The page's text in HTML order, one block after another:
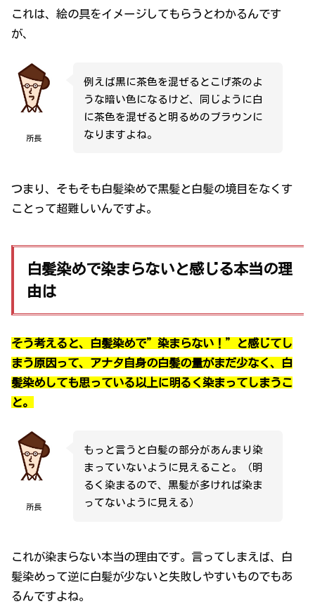
これは、絵の具をイメージしてもらうとわかるんです
が、
所長
例えば黒に茶色を混ぜるとこげ茶のよ
うな暗い色になるけど、同じように白
に茶色を混ぜると明るめのブラウンに
なりますよね。
つまり、そもそも白髪染めで黒髪と白髪の境目をなくす
ことって超難しいんですよ。
白髪染めで染まらないと感じる本当の理
由は
そう考えると、白髪染めで”染まらない！”と感じてし
まう原因って、アナタ自身の白髪の量がまだ少なく、白
髪染めしても思っている以上に明るく染まってしまうこ
と。
所長
もっと言うと白髪の部分があんまり染
まっていないように見えること。（明
るく染まるので、黒髪が多ければ染ま
ってないように見える）
これが染まらない本当の理由です。言ってしまえば、白
髪染めって逆に白髪が少ないと失敗しやすいものでもあ
るんですよね。